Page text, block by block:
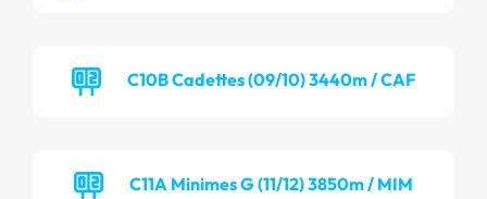
C10B Cadettes (09/10) 3440m / CAF
C11A Minimes G (11/12) 3850m / MIM